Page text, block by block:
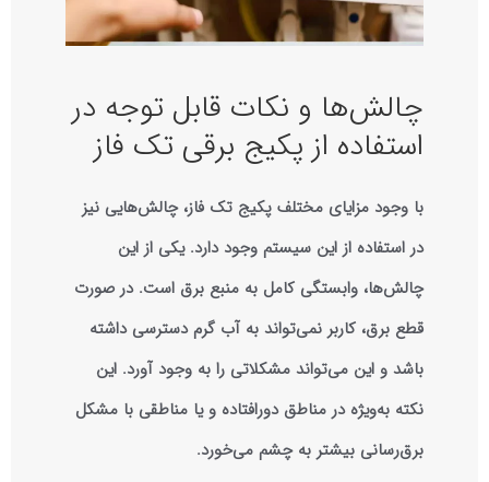
چالش‌ها و نکات قابل توجه در
استفاده از پکیج برقی تک فاز
با وجود مزایای مختلف پکیج تک فاز، چالش‌هایی نیز
در استفاده از این سیستم وجود دارد. یکی از این
چالش‌ها، وابستگی کامل به منبع برق است. در صورت
قطع برق، کاربر نمی‌تواند به آب گرم دسترسی داشته
باشد و این می‌تواند مشکلاتی را به وجود آورد. این
نکته به‌ویژه در مناطق دورافتاده و یا مناطقی با مشکل
برق‌رسانی بیشتر به چشم می‌خورد.